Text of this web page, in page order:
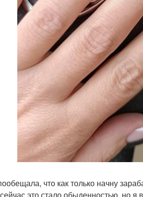
что как только начну